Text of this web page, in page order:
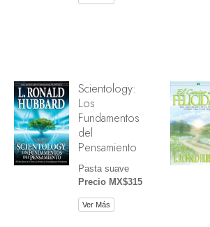
Scientology:
Los
Fundamentos
del
Pensamiento
Pasta suave
Precio MX$315
Ver Más